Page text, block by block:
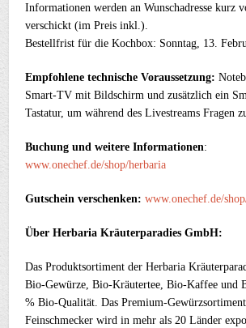
Informationen werden an Wunschadresse kurz
verschickt (im Preis inkl.).
Bestellfrist für die Kochbox: Sonntag, 13.
Empfohlene technische Voraussetzung:
Smart-TV mit Bildschirm und zusätzlich ein
Tastatur, um während des Livestreams Fragen
Buchung und weitere Informationen:
www.onechef.de/shop/herbaria
Gutschein verschenken: www.onechef.de/
Über Herbaria Kräuterparadies GmbH:
Das Produktsortiment der Herbaria
Bio-Gewürze, Bio-Kräutertee, Bio-Kaffee und
% Bio-Qualität. Das Premium-
Feinschmecker wird in mehr als 20 Länder